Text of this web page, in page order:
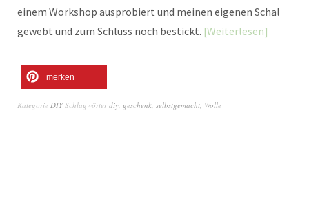
einem Workshop ausprobiert und meinen eigenen Schal
gewebt und zum Schluss noch bestickt. Weiterlesen
merken
Kategorie DIY Schlagwörterdiy geschenk selbstgemacht Wolle